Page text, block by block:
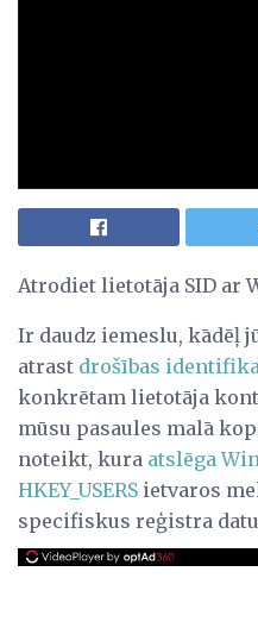
Atrodiet lietotāja SID ar
Ir daudz iemeslu, kādēļ
atrast drošības
konkrētam lietotāja
mūsu pasaules malā
noteikt, kura atslēga
HKEY_USERS ietvaros
specifiskus reģistra